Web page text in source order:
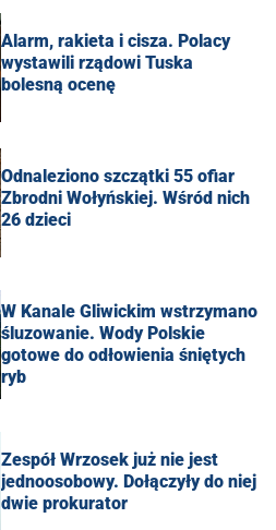
Alarm, rakieta i cisza. Polacy
wystawili rządowi Tuska
bolesną ocenę
Odnaleziono szczątki 55 ofiar
Zbrodni Wołyńskiej. Wśród nich
26 dzieci
W Kanale Gliwickim wstrzymano
śluzowanie. Wody Polskie
gotowe do odłowienia śniętych
ryb
Zespół Wrzosek już nie jest
jednoosobowy. Dołączyły do niej
dwie prokurator